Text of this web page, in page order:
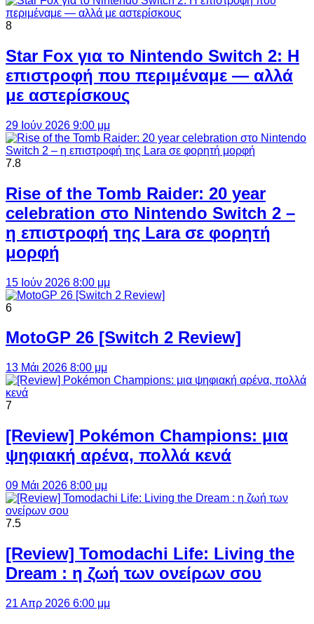
8
Star Fox για το Nintendo Switch 2: Η
επιστροφή που περιμέναμε — αλλά
με αστερίσκους
29 Ιούν 2026 9:00 μμ
7.8
Rise of the Tomb Raider: 20 year
celebration στο Nintendo Switch 2 –
η επιστροφή της Lara σε φορητή
μορφή
15 Ιούν 2026 8:00 μμ
6
MotoGP 26 [Switch 2 Review]
13 Μάι 2026 8:00 μμ
7
[Review] Pokémon Champions: μια
ψηφιακή αρένα, πολλά κενά
09 Μάι 2026 8:00 μμ
7.5
[Review] Tomodachi Life: Living the
Dream : η ζωή των ονείρων σου
21 Απρ 2026 6:00 μμ